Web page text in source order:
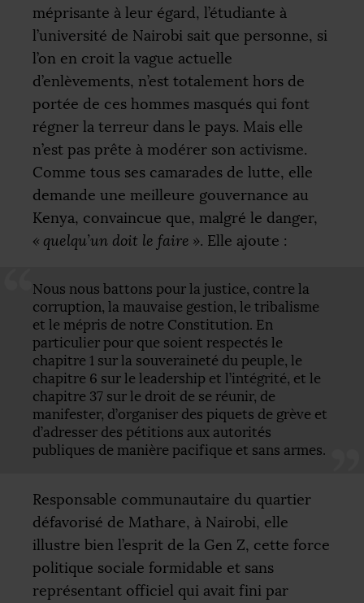
méprisante à leur égard, l’étudiante à
l’université de Nairobi sait que personne, si
l’on en croit la vague actuelle
d’enlèvements, n’est totalement hors de
portée de ces hommes masqués qui font
régner la terreur dans le pays. Mais elle
n’est pas prête à modérer son activisme.
Comme tous ses camarades de lutte, elle
demande une meilleure gouvernance au
Kenya, convaincue que, malgré le danger,
« quelqu’un doit le faire ». Elle ajoute :
Nous nous battons pour la justice, contre la
corruption, la mauvaise gestion, le tribalisme
et le mépris de notre Constitution. En
particulier pour que soient respectés le
chapitre 1 sur la souveraineté du peuple, le
chapitre 6 sur le leadership et l’intégrité, et le
chapitre 37 sur le droit de se réunir, de
manifester, d’organiser des piquets de grève et
d’adresser des pétitions aux autorités
publiques de manière pacifique et sans armes.
Responsable communautaire du quartier
défavorisé de Mathare, à Nairobi, elle
illustre bien l’esprit de la Gen Z, cette force
politique sociale formidable et sans
représentant officiel qui avait fini par